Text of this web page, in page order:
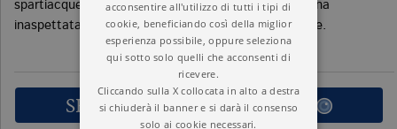
spartiacque. Da una paroletta riesce a dispiegare una
inaspettata fenomenologia della coscienza negatrice.
SFOGLIA LE PRIME PAGINE
acconsentire all'utilizzo di tutti i tipi di
cookie, beneficiando così della miglior
esperienza possibile, oppure seleziona
qui sotto solo quelli che acconsenti di
ricevere.
Cliccando sulla X collocata in alto a destra
si chiuderà il banner e si darà il consenso
solo ai cookie necessari.